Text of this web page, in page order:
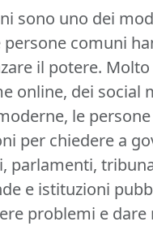
sono uno dei
persone comuni
il potere.
online, dei social
le
per chiedere a
parlamenti,
e istituzioni
problemi e dare